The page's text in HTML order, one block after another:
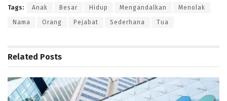
Tags: Anak Besar Hidup Mengandalkan Menolak
Nama Orang Pejabat Sederhana Tua
Related Posts